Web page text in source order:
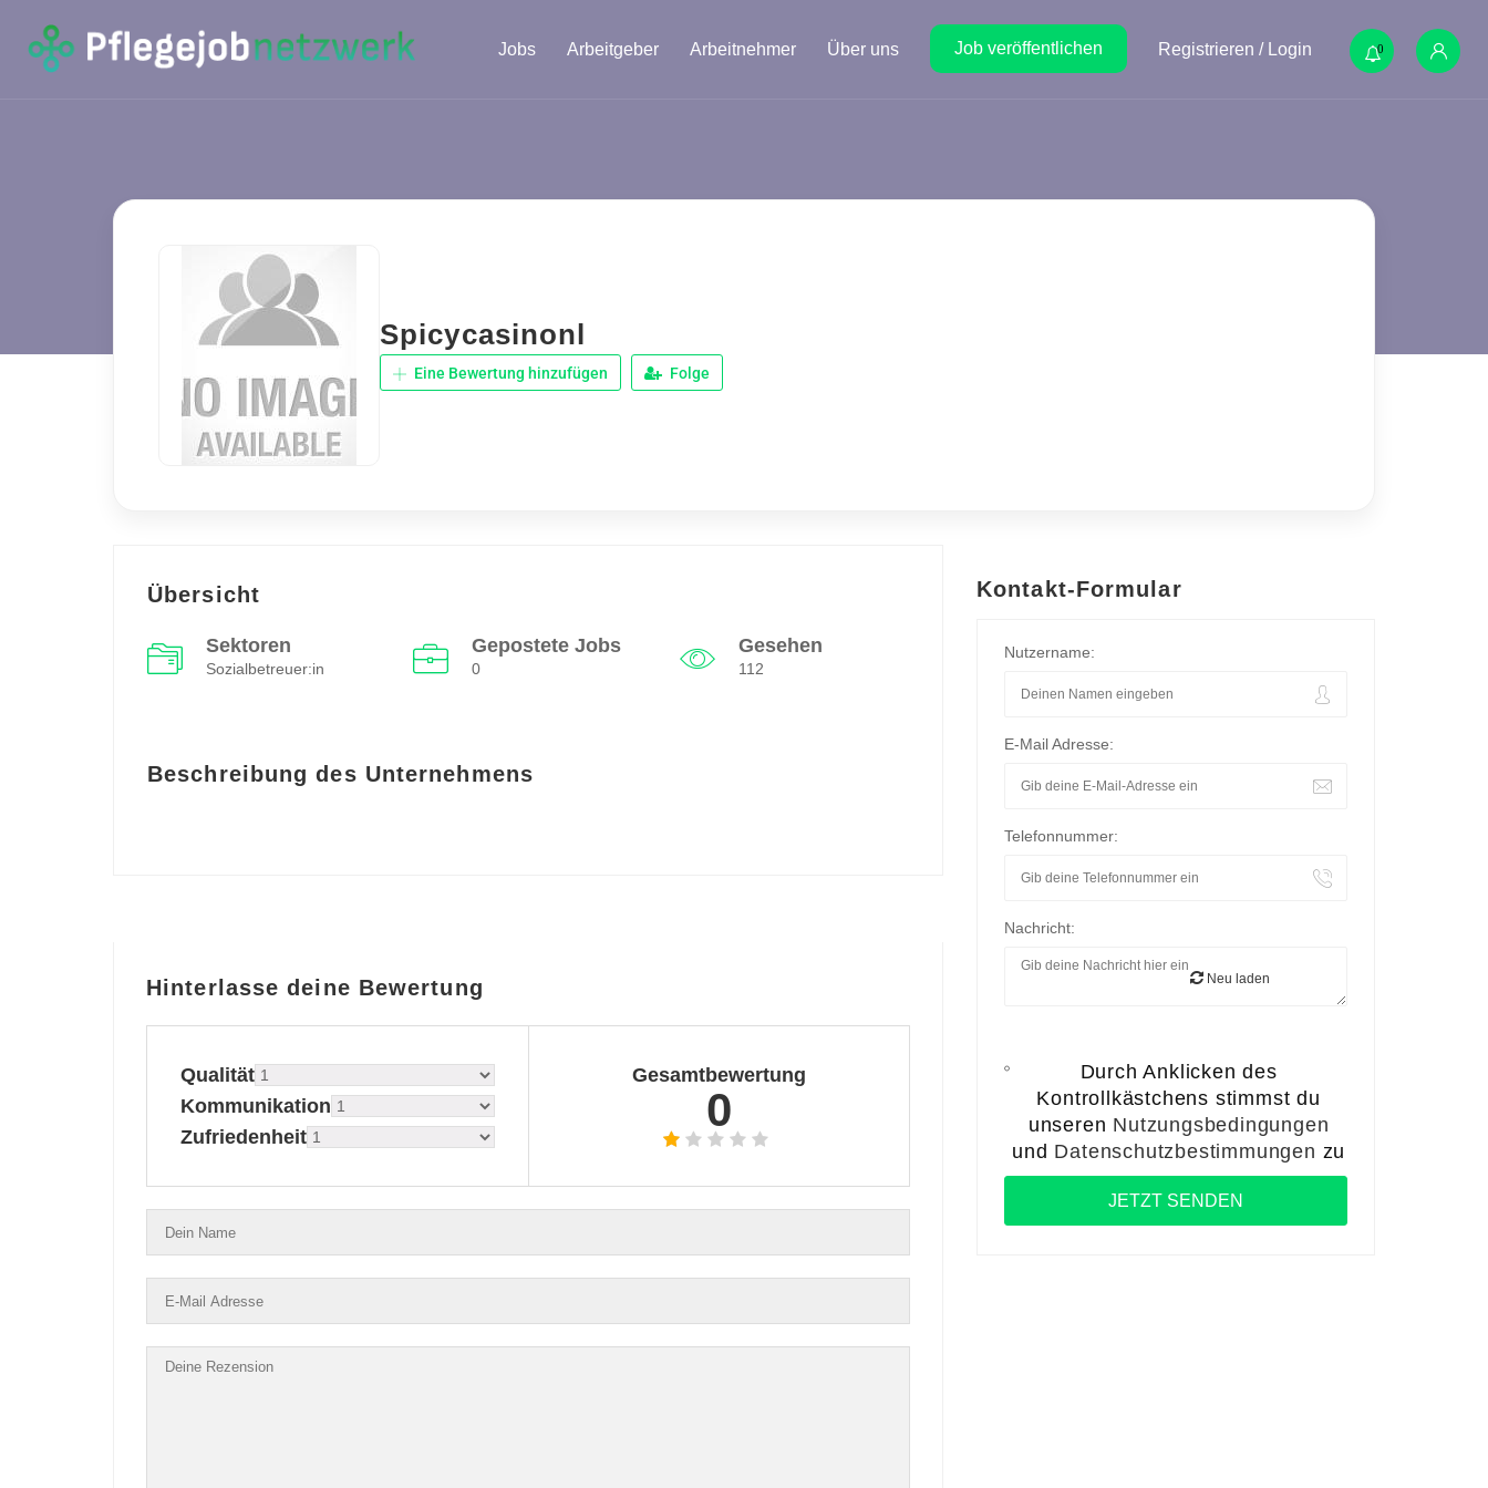
Jobs Arbeitgeber Arbeitnehmer Über uns Job veröffentlichen Registrieren / Login 0
Spicycasinonl
Eine Bewertung hinzufügen Folge
Übersicht
Sektoren
Sozialbetreuer:in
Gepostete Jobs
0
Gesehen
112
Beschreibung des Unternehmens
Hinterlasse deine Bewertung
Qualität
Kommunikation
Zufriedenheit
Gesamtbewertung
0
Kontakt-Formular
Nutzername:
E-Mail Adresse:
Telefonnummer:
Nachricht:
Neu laden
Durch Anklicken des
Kontrollkästchens stimmst du
unseren Nutzungsbedingungen
und Datenschutzbestimmungen zu